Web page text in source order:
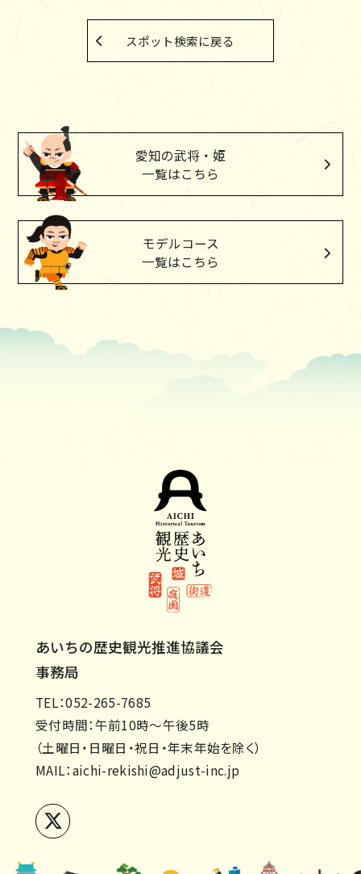
スポット検索に戻る
愛知の武将・姫
一覧はこちら
モデルコース
一覧はこちら
あいちの歴史観光推進協議会
事務局
TEL：052-265-7685
受付時間：午前10時～午後5時
（土曜日・日曜日・祝日・年末年始を除く）
MAIL：aichi-rekishi@adjust-inc.jp